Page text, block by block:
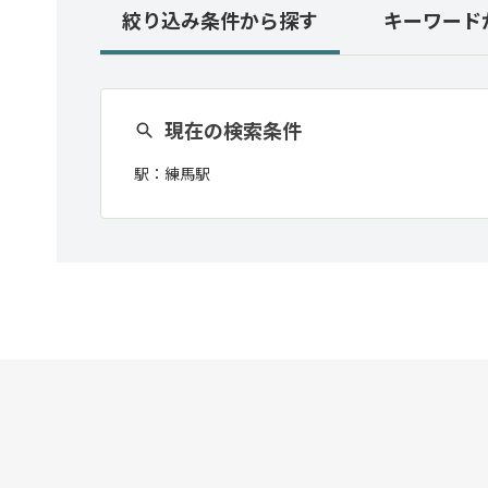
絞り込み条件から探す キーワード
現在の検索条件
駅： 練馬駅